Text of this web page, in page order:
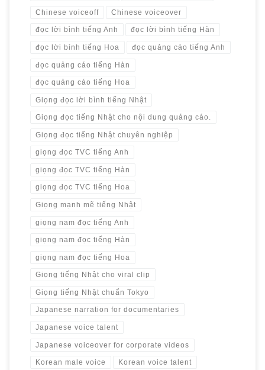
Chinese voiceoff Chinese voiceover
đọc lời bình tiếng Anh đọc lời bình tiếng Hàn
đọc lời bình tiếng Hoa đọc quảng cáo tiếng Anh
đọc quảng cáo tiếng Hàn
đọc quảng cáo tiếng Hoa
Giọng đọc lời bình tiếng Nhật
Giọng đọc tiếng Nhật cho nội dung quảng cáo.
Giọng đọc tiếng Nhật chuyên nghiệp
giọng đọc TVC tiếng Anh
giọng đọc TVC tiếng Hàn
giọng đọc TVC tiếng Hoa
Giọng mạnh mẽ tiếng Nhật
giọng nam đọc tiếng Anh
giọng nam đọc tiếng Hàn
giọng nam đọc tiếng Hoa
Giọng tiếng Nhật cho viral clip
Giọng tiếng Nhật chuẩn Tokyo
Japanese narration for documentaries
Japanese voice talent
Japanese voiceover for corporate videos
Korean male voice Korean voice talent